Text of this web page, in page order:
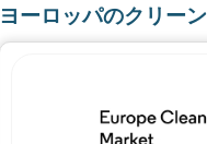
ヨーロッパのクリー